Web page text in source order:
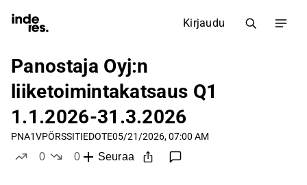
Kirjaudu
Panostaja Oyj:n
liiketoimintakatsaus Q1
1.1.2026-31.3.2026
PNA1VPÖRSSITIEDOTE05/21/2026, 07:00 AM
0
0
Seuraa